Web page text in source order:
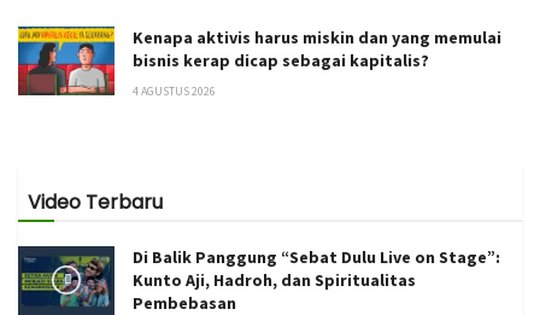
Kenapa aktivis harus miskin dan yang memulai
bisnis kerap dicap sebagai kapitalis?
4 AGUSTUS 2026
Video Terbaru
Di Balik Panggung “Sebat Dulu Live on Stage”:
Kunto Aji, Hadroh, dan Spiritualitas
Pembebasan